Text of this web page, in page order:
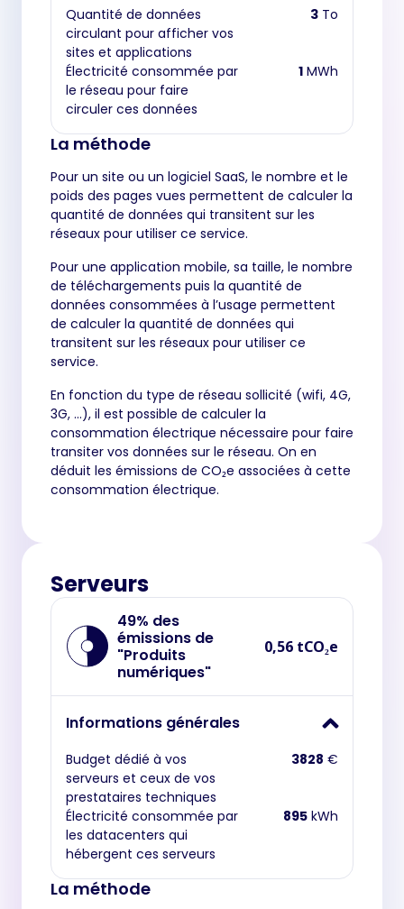
Quantité de données
circulant pour afficher vos
sites et applications
3 To
Électricité consommée par
le réseau pour faire
circuler ces données
1 MWh
La méthode
Pour un site ou un logiciel SaaS, le nombre et le
poids des pages vues permettent de calculer la
quantité de données qui transitent sur les
réseaux pour utiliser ce service.
Pour une application mobile, sa taille, le nombre
de téléchargements puis la quantité de
données consommées à l’usage permettent
de calculer la quantité de données qui
transitent sur les réseaux pour utiliser ce
service.
En fonction du type de réseau sollicité (wifi, 4G,
3G, …), il est possible de calculer la
consommation électrique nécessaire pour faire
transiter vos données sur le réseau. On en
déduit les émissions de CO₂e associées à cette
consommation électrique.
Serveurs
49% des
émissions de
"Produits
numériques"
0,56 tCO₂e
Informations générales
Budget dédié à vos
serveurs et ceux de vos
prestataires techniques
3828 €
Électricité consommée par
les datacenters qui
hébergent ces serveurs
895 kWh
La méthode